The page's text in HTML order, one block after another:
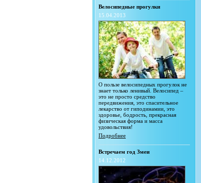
Велосипедные прогулки
15.04.2013
О пользе велосипедных прогулок не
знает только ленивый. Велосипед –
это не просто средство
передвижения, это спасительное
лекарство от гиподинамии, это
здоровье, бодрость, прекрасная
физическая форма и масса
удовольствия!
Подробнее
Встречаем год Змеи
14.12.2012